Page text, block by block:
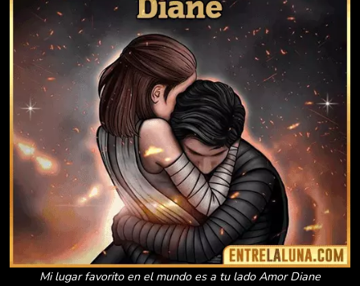
Mi lugar favorito en el mundo es a tu lado Amor Diane